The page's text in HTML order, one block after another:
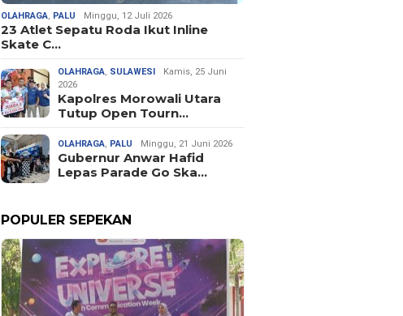
OLAHRAGA PALU Minggu, 12 Juli 2026
23 Atlet Sepatu Roda Ikut Inline
Skate C…
OLAHRAGA SULAWESI
Kamis, 25 Juni
2026
Kapolres Morowali Utara
Tutup Open Tourn…
OLAHRAGA PALU Minggu, 21 Juni 2026
Gubernur Anwar Hafid
Lepas Parade Go Ska…
POPULER SEPEKAN